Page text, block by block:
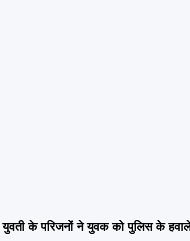
के परिजनों ने युवक को पुलिस के